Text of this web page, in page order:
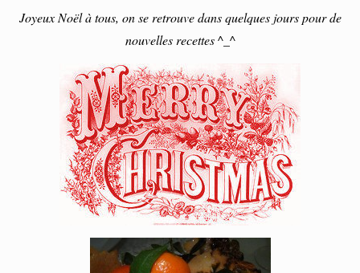
Joyeux Noël à tous, on se retrouve dans quelques jours pour de
nouvelles recettes ^_^